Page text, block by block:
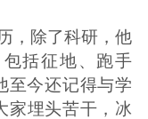
，除了科研，他
括征地、跑手
今还记得与学
家埋头苦干，冰